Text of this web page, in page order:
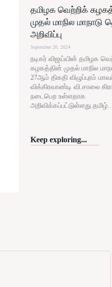
தமிழக வெற்றிக்
முதல் மாநில
அறிவிப்பு
September 20, 2024
நடிகர் விஜய்யின் தமிழக
கழகத்தின் முதல் மாநில
27ஆம் திகதி விழுப்புரம்
விக்கிரவாண்டி வி.சாலை
நடைபெற உள்ளதாக
Keep exploring...